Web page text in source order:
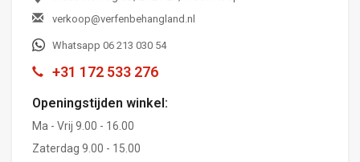
verkoop@verfenbehangland.nl
Whatsapp 06 213 030 54
+31 172 533 276
Openingstijden winkel:
Ma - Vrij 9.00 - 16.00
Zaterdag 9.00 - 15.00